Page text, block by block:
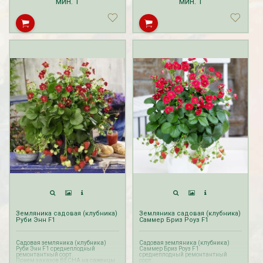
Земляника садовая (клубника)
Руби Энн F1
Садовая земляника (клубника)
Руби Энн F1 среднеплодный
ремонтантный сорт.
Прием заказов ВЕСНА на саженцы
Земляника садовая (клубника)
Саммер Бриз Роуз F1
Садовая земляника (клубника)
Саммер Бриз Роуз F1
среднеплодный ремонтантный
сорт.